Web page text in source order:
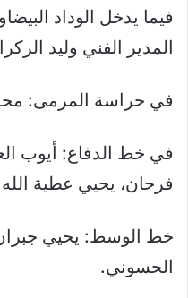
فيما يدخل الوداد
المدير الفني وليد
في حراسة المرمى:
في خط الدفاع: أيوب
فرحان، يحيي عطية
خط الوسط: يحيي
الحسوني.